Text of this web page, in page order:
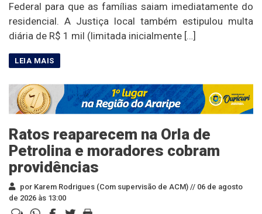
Federal para que as famílias saiam imediatamente do
residencial. A Justiça local também estipulou multa
diária de R$ 1 mil (limitada inicialmente […]
Ratos reaparecem na Orla de
Petrolina e moradores cobram
providências
por Karem Rodrigues (Com supervisão de ACM) // 06 de agosto
de 2026 às 13:00